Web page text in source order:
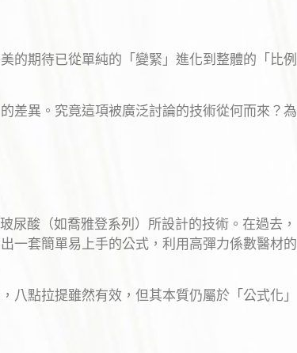
的期待已從單純的「變緊」進化到整體的「比例
差異。究竟這項被廣泛討論的技術從何而來？為
尿酸（如喬雅登系列）所設計的技術。在過去，
一套簡單易上手的公式，利用高彈力係數醫材的
八點拉提雖然有效，但其本質仍屬於「公式化」